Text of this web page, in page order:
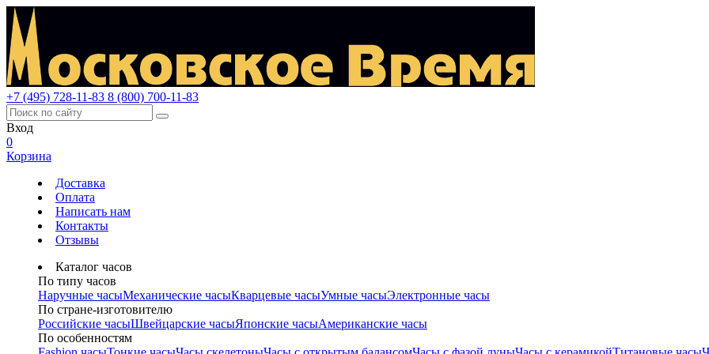
+7 (495) 728-11-83 8 (800) 700-11-83
Вход
0
Корзина
Доставка
Оплата
Написать нам
Контакты
Отзывы
Каталог часов
По типу часов
Наручные часыМеханические часыКварцевые часыУмные часыЭлектронные часы
По стране-изготовителю
Российские часыШвейцарские часыЯпонские часыАмериканские часы
По особенностям